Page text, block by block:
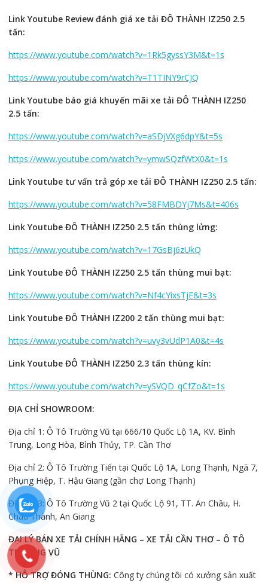
Link Youtube Review đánh giá xe tải ĐÔ THÀNH IZ250 2.5
tấn:
https://www.youtube.com/watch?v=1Rk5gyssY3M&t=1s
https://www.youtube.com/watch?v=T1TINY9rCJQ
Link Youtube báo giá khuyến mãi xe tải ĐÔ THÀNH IZ250
2.5 tấn:
https://www.youtube.com/watch?v=aSDjVXg6dpY&t=5s
https://www.youtube.com/watch?v=ymwSQzfWtX0&t=1s
Link Youtube tư vấn trả góp xe tải ĐÔ THÀNH IZ250 2.5 tấn:
https://www.youtube.com/watch?v=58FMBDYj7Ms&t=406s
Link Youtube ĐÔ THÀNH IZ250 2.5 tấn thùng lửng:
https://www.youtube.com/watch?v=17GsBj6zUkQ
Link Youtube ĐÔ THÀNH IZ250 2.5 tấn thùng mui bạt:
https://www.youtube.com/watch?v=Nf4cYixsTjE&t=3s
Link Youtube ĐÔ THÀNH IZ200 2 tấn thùng mui bạt:
https://www.youtube.com/watch?v=uvy3vUdP1A0&t=4s
Link Youtube ĐÔ THÀNH IZ250 2.3 tấn thùng kín:
https://www.youtube.com/watch?v=ySVQD_qCfZo&t=1s
ĐỊA CHỈ SHOWROOM:
Địa chỉ 1: Ô Tô Trường Vũ tại 666/10 Quốc Lộ 1A, KV. Bình
Trung, Long Hòa, Bình Thủy, TP. Cần Thơ
Địa chỉ 2: Ô Tô Trường Tiến tại Quốc Lộ 1A, Long Thạnh, Ngã 7,
Phụng Hiệp, T. Hậu Giang (gần chợ Long Thạnh)
Địa chỉ 3: Ô Tô Trường Vũ 2 tại Quốc Lộ 91, TT. An Châu, H.
Châu Thành, An Giang
ĐẠI LÝ BÁN XE TẢI CHÍNH HÃNG – XE TẢI CẦN THƠ – Ô TÔ
TRƯỜNG VŨ
* HỖ TRỢ ĐÓNG THÙNG: Công ty chúng tôi có xưởng sản xuất